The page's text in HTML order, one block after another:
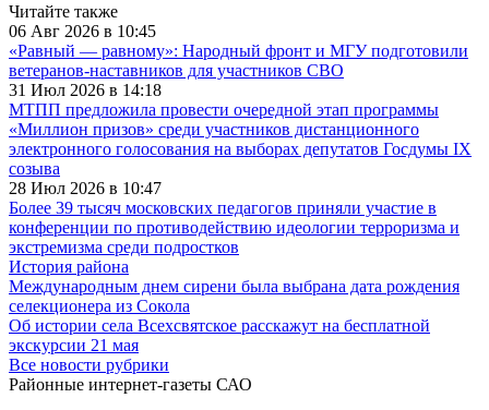
Читайте также
06 Авг 2026 в 10:45
«Равный — равному»: Народный фронт и МГУ подготовили
ветеранов-наставников для участников СВО
31 Июл 2026 в 14:18
МТПП предложила провести очередной этап программы
«Миллион призов» среди участников дистанционного
электронного голосования на выборах депутатов Госдумы IX
созыва
28 Июл 2026 в 10:47
Более 39 тысяч московских педагогов приняли участие в
конференции по противодействию идеологии терроризма и
экстремизма среди подростков
История района
Международным днем сирени была выбрана дата рождения
селекционера из Сокола
Об истории села Всехсвятское расскажут на бесплатной
экскурсии 21 мая
Все новости рубрики
Районные интернет-газеты САО